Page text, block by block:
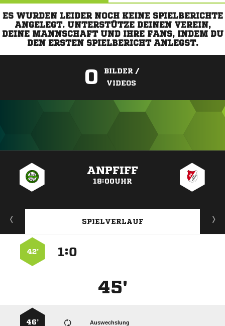
ES WURDEN LEIDER NOCH KEINE SPIELBERICHTE
ANGELEGT. UNTERSTÜTZE DEINEN VEREIN,
DEINE MANNSCHAFT UND IHRE FANS, INDEM DU
DEN ERSTEN SPIELBERICHT ANLEGST.
0
BILDER /
VIDEOS
ANPFIFF
18:00UHR
SPIELVERLAUF
:
42’
45'
Auswechslung
46’